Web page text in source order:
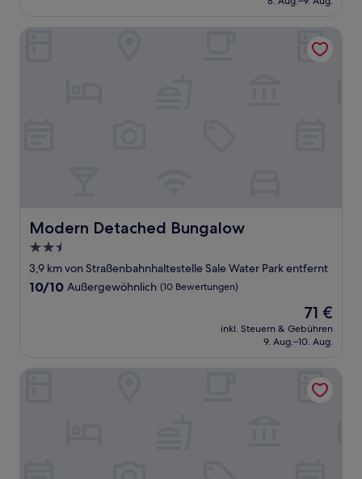
Modern Detached Bungalow
Modern Detached Bungalow
2.5-
Sterne-
Unterkunft
3,9 km von Straßenbahnhaltestelle Sale Water Park entfernt
10.0
10/10 Außergewöhnlich (10 Bewertungen)
Der
Preis
beträgt
71 €
inkl. Steuern & Gebühren
9. Aug.–10. Aug.
Hotel Football, Old Trafford, a Tribute Portfolio Hotel